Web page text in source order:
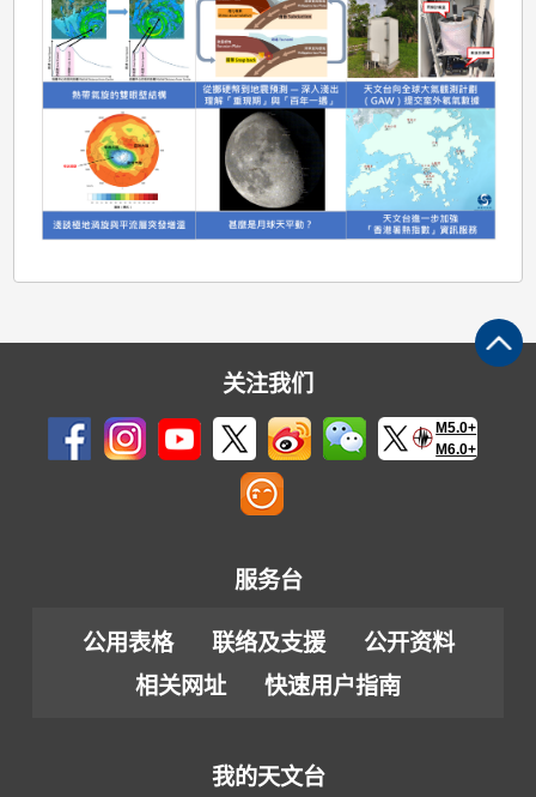
关注我们
M5.0+
M6.0+
服务台
公用表格 联络及支援
公开资料
相关网址
快速用户指南
我的天文台